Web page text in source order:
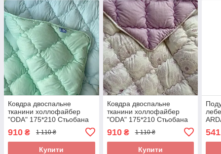
Ковдра двоспальне
тканини холлофайбер
"ODA" 175*210 Стьобана
910 ₴ 1 110 ₴
Купити
Ковдра двоспальне
тканини холлофайбер
"ODA" 175*210 Стьобана
910₴ 1 110 ₴
Купити
541